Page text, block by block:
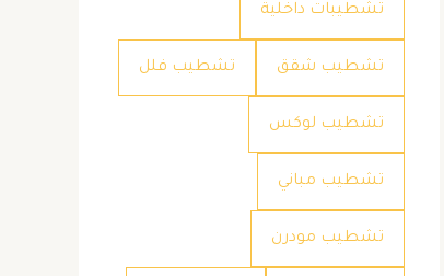
تشطيبات داخلية
تشطيب شقق تشطيب فلل
تشطيب لوكس
تشطيب مباني
تشطيب مودرن